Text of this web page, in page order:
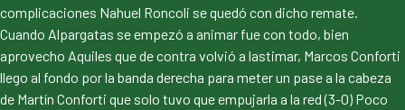
complicaciones Nahuel Roncoli se quedó con dicho remate.
Cuando Alpargatas se empezó a animar fue con todo, bien
aprovecho Aquiles que de contra volvió a lastimar, Marcos Conforti
llego al fondo por la banda derecha para meter un pase a la cabeza
de Martín Conforti que solo tuvo que empujarla a la red (3-0) Poco